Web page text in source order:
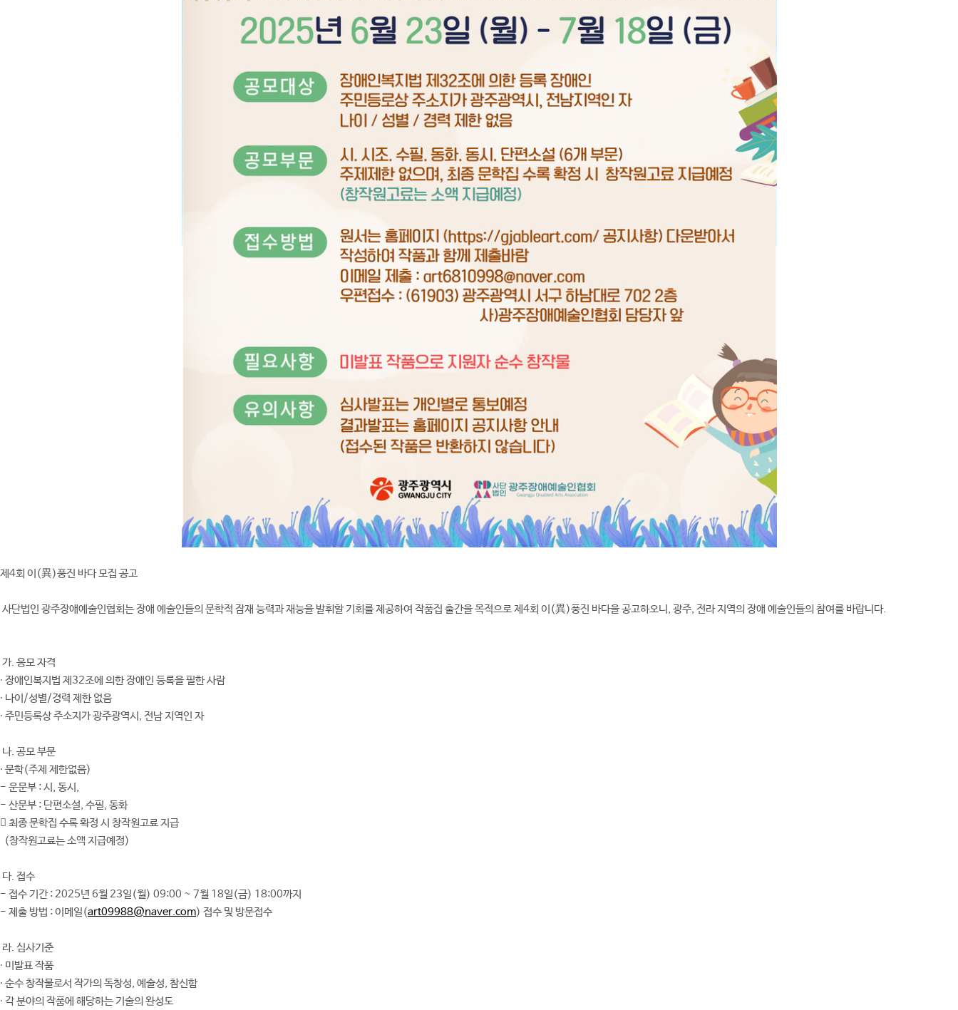
제4회 이(異)풍진 바다 모집 공고
사단법인 광주장애예술인협회는 장애 예술인들의 문학적 잠재 능력과 재능을 발휘할 기회를 제공하여 작품집 출간을 목적으로 제4회 이(異)풍진 바다을 공고하오니, 광주, 전라 지역의 장애 예술인들의 참여를 바랍니다.
가. 응모 자격
∙ 장애인복지법 제32조에 의한 장애인 등록을 필한 사람
∙ 나이/성별/경력 제한 없음
∙ 주민등록상 주소지가 광주광역시, 전남 지역인 자
나. 공모 부문
∙ 문학(주제 제한없음)
- 운문부 : 시, 동시,
- 산문부 : 단편소설, 수필, 동화
 최종 문학집 수록 확정 시 창작원고료 지급
(창작원고료는 소액 지급예정)
다. 접수
- 접수 기간 : 2025년 6월 23일(월) 09:00 ~ 7월 18일(금) 18:00까지
- 제출 방법 : 이메일(art09988@naver.com) 접수 및 방문접수
라. 심사기준
∙ 미발표 작품
∙ 순수 창작물로서 작가의 독창성, 예술성, 참신함
∙ 각 분야의 작품에 해당하는 기술의 완성도